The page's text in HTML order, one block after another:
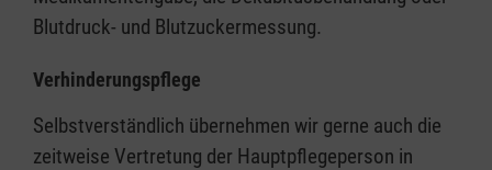
Blutdruck- und Blutzuckermessung.
Verhinderungspflege
Selbstverständlich übernehmen wir gerne auch die
zeitweise Vertretung der Hauptpflegeperson in